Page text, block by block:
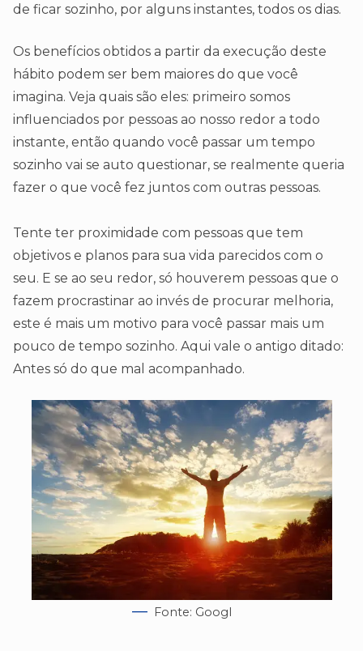
de ficar sozinho, por alguns instantes, todos os dias.
Os benefícios obtidos a partir da execução deste
hábito podem ser bem maiores do que você
imagina. Veja quais são eles: primeiro somos
influenciados por pessoas ao nosso redor a todo
instante, então quando você passar um tempo
sozinho vai se auto questionar, se realmente queria
fazer o que você fez juntos com outras pessoas.
Tente ter proximidade com pessoas que tem
objetivos e planos para sua vida parecidos com o
seu. E se ao seu redor, só houverem pessoas que o
fazem procrastinar ao invés de procurar melhoria,
este é mais um motivo para você passar mais um
pouco de tempo sozinho. Aqui vale o antigo ditado:
Antes só do que mal acompanhado.
Fonte: Googl